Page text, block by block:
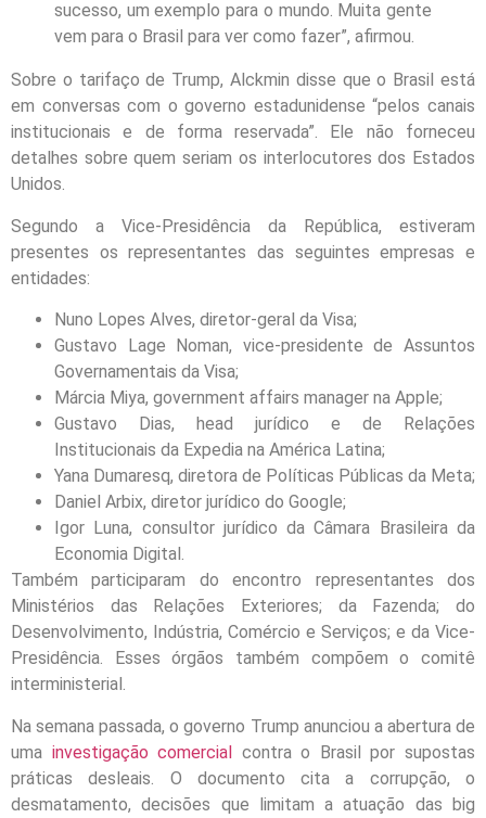
sucesso, um exemplo para o mundo. Muita gente
vem para o Brasil para ver como fazer”, afirmou.
Sobre o tarifaço de Trump, Alckmin disse que o Brasil está
em conversas com o governo estadunidense “pelos canais
institucionais e de forma reservada”. Ele não forneceu
detalhes sobre quem seriam os interlocutores dos Estados
Unidos.
Segundo a Vice-Presidência da República, estiveram
presentes os representantes das seguintes empresas e
entidades:
Nuno Lopes Alves, diretor-geral da Visa;
Gustavo Lage Noman, vice-presidente de Assuntos
Governamentais da Visa;
Márcia Miya, government affairs manager na Apple;
Gustavo Dias, head jurídico e de Relações
Institucionais da Expedia na América Latina;
Yana Dumaresq, diretora de Políticas Públicas da Meta;
Daniel Arbix, diretor jurídico do Google;
Igor Luna, consultor jurídico da Câmara Brasileira da
Economia Digital.
Também participaram do encontro representantes dos
Ministérios das Relações Exteriores; da Fazenda; do
Desenvolvimento, Indústria, Comércio e Serviços; e da Vice-
Presidência. Esses órgãos também compõem o comitê
interministerial.
Na semana passada, o governo Trump anunciou a abertura de
uma investigação comercial contra o Brasil por supostas
práticas desleais. O documento cita a corrupção, o
desmatamento, decisões que limitam a atuação das big